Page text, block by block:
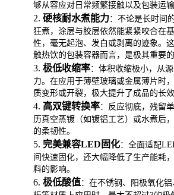
够从容应对日常频繁接触以及包装运
2. 硬核耐水煮能力：不论是长时间
狂煮，涂层与胶层依然能紧紧咬合在
性，毫无起泡、发白或剥离的迹象。
触热饮的包装容器而言，是极其重要的
3. 极低收缩率：体积收缩极小，从
力。在应用于薄壁玻璃或金属薄片时
质变形或开裂，极大提升了成品的长效
4. 高双键转换率：反应彻底，残留
历真空蒸镀（如镀铝工艺）或水煮后
的柔韧性。
5. 完美兼容LED固化：全面适配
间快速固化，还大幅降低了生产能耗
料的影响。
6. 极低酸值：在不锈钢、阳极氧化